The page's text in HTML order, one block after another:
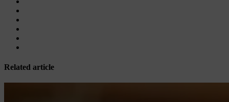
Related article